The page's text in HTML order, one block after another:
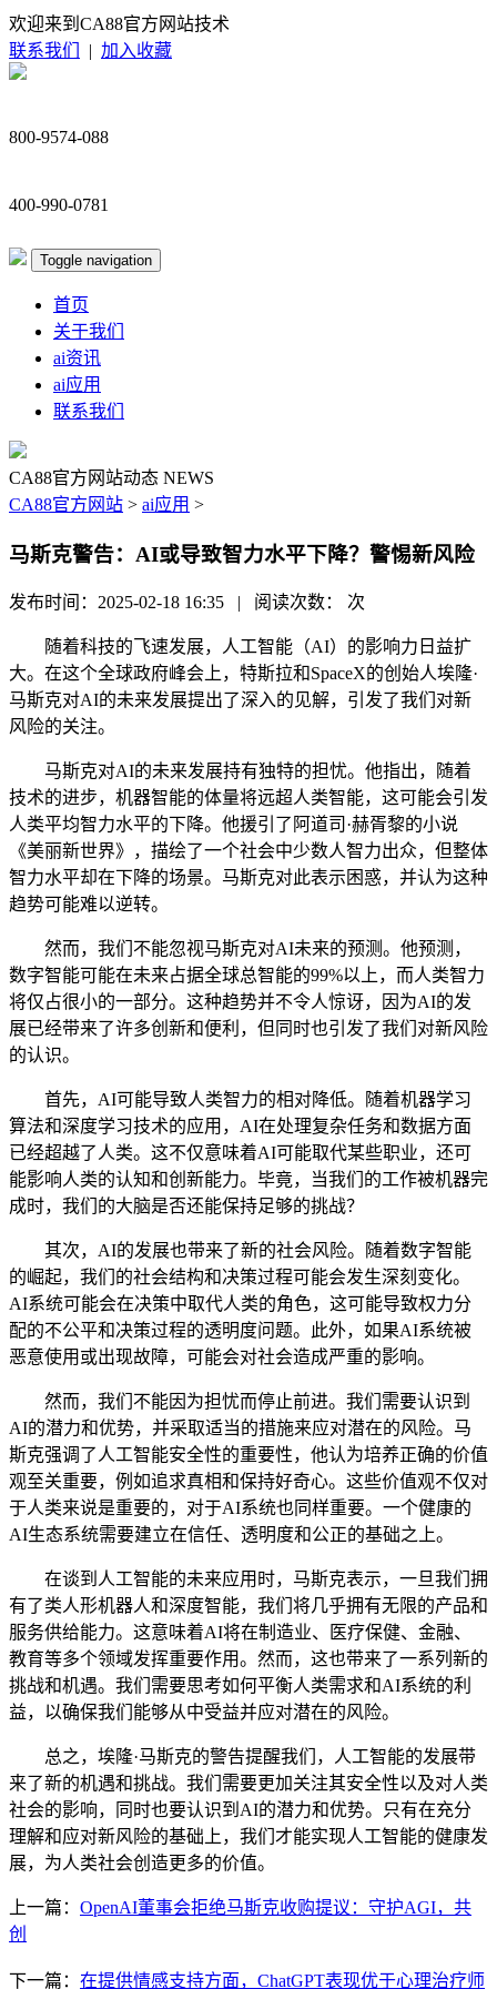
欢迎来到CA88官方网站技术
联系我们
| 加入收藏
800-9574-088
400-990-0781
Toggle navigation
首页
关于我们
ai资讯
ai应用
联系我们
CA88官方网站动态 NEWS
CA88官方网站 > ai应用 >
马斯克警告：AI或导致智力水平下降？警惕新风险
发布时间：2025-02-18 16:35 | 阅读次数： 次
随着科技的飞速发展，人工智能（AI）的影响力日益扩
大。在这个全球政府峰会上，特斯拉和SpaceX的创始人埃隆·
马斯克对AI的未来发展提出了深入的见解，引发了我们对新
风险的关注。
马斯克对AI的未来发展持有独特的担忧。他指出，随着
技术的进步，机器智能的体量将远超人类智能，这可能会引发
人类平均智力水平的下降。他援引了阿道司·赫胥黎的小说
《美丽新世界》，描绘了一个社会中少数人智力出众，但整体
智力水平却在下降的场景。马斯克对此表示困惑，并认为这种
趋势可能难以逆转。
然而，我们不能忽视马斯克对AI未来的预测。他预测，
数字智能可能在未来占据全球总智能的99%以上，而人类智力
将仅占很小的一部分。这种趋势并不令人惊讶，因为AI的发
展已经带来了许多创新和便利，但同时也引发了我们对新风险
的认识。
首先，AI可能导致人类智力的相对降低。随着机器学习
算法和深度学习技术的应用，AI在处理复杂任务和数据方面
已经超越了人类。这不仅意味着AI可能取代某些职业，还可
能影响人类的认知和创新能力。毕竟，当我们的工作被机器完
成时，我们的大脑是否还能保持足够的挑战？
其次，AI的发展也带来了新的社会风险。随着数字智能
的崛起，我们的社会结构和决策过程可能会发生深刻变化。
AI系统可能会在决策中取代人类的角色，这可能导致权力分
配的不公平和决策过程的透明度问题。此外，如果AI系统被
恶意使用或出现故障，可能会对社会造成严重的影响。
然而，我们不能因为担忧而停止前进。我们需要认识到
AI的潜力和优势，并采取适当的措施来应对潜在的风险。马
斯克强调了人工智能安全性的重要性，他认为培养正确的价值
观至关重要，例如追求真相和保持好奇心。这些价值观不仅对
于人类来说是重要的，对于AI系统也同样重要。一个健康的
AI生态系统需要建立在信任、透明度和公正的基础之上。
在谈到人工智能的未来应用时，马斯克表示，一旦我们拥
有了类人形机器人和深度智能，我们将几乎拥有无限的产品和
服务供给能力。这意味着AI将在制造业、医疗保健、金融、
教育等多个领域发挥重要作用。然而，这也带来了一系列新的
挑战和机遇。我们需要思考如何平衡人类需求和AI系统的利
益，以确保我们能够从中受益并应对潜在的风险。
总之，埃隆·马斯克的警告提醒我们，人工智能的发展带
来了新的机遇和挑战。我们需要更加关注其安全性以及对人类
社会的影响，同时也要认识到AI的潜力和优势。只有在充分
理解和应对新风险的基础上，我们才能实现人工智能的健康发
展，为人类社会创造更多的价值。
上一篇： OpenAI董事会拒绝马斯克收购提议：守护AGI，共
创
下一篇： 在提供情感支持方面，ChatGPT表现优于心理治疗师